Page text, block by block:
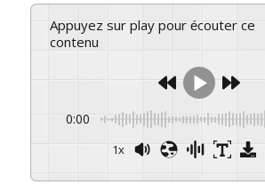
Appuyez sur play pour écouter ce
contenu
0:00
1x